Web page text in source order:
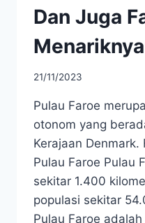
Dan Juga
Menariknya
21/11/2023
Pulau Faroe
otonom yang
Kerajaan
Pulau Faroe Pulau
sekitar 1.400
populasi sekitar
Pulau Faroe